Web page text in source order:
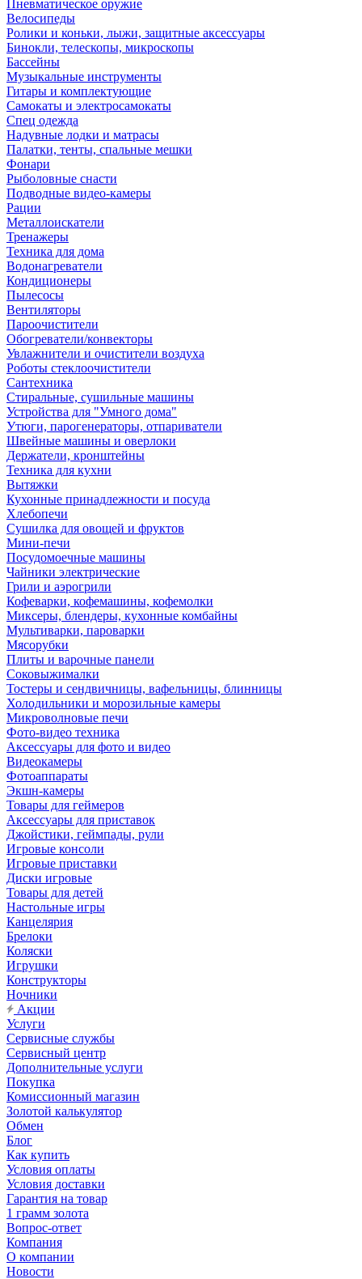
Пневматическое оружие
Велосипеды
Ролики и коньки, лыжи, защитные аксессуары
Бинокли, телескопы, микроскопы
Бассейны
Музыкальные инструменты
Гитары и комплектующие
Самокаты и электросамокаты
Спец одежда
Надувные лодки и матрасы
Палатки, тенты, спальные мешки
Фонари
Рыболовные снасти
Подводные видео-камеры
Рации
Металлоискатели
Тренажеры
Техника для дома
Водонагреватели
Кондиционеры
Пылесосы
Вентиляторы
Пароочистители
Обогреватели/конвекторы
Увлажнители и очистители воздуха
Роботы стеклоочистители
Сантехника
Стиральные, сушильные машины
Устройства для "Умного дома"
Утюги, парогенераторы, отпариватели
Швейные машины и оверлоки
Держатели, кронштейны
Техника для кухни
Вытяжки
Кухонные принадлежности и посуда
Хлебопечи
Сушилка для овощей и фруктов
Мини-печи
Посудомоечные машины
Чайники электрические
Грили и аэрогрили
Кофеварки, кофемашины, кофемолки
Миксеры, блендеры, кухонные комбайны
Мультиварки, пароварки
Мясорубки
Плиты и варочные панели
Соковыжималки
Тостеры и сендвичницы, вафельницы, блинницы
Холодильники и морозильные камеры
Микроволновые печи
Фото-видео техника
Аксессуары для фото и видео
Видеокамеры
Фотоаппараты
Экшн-камеры
Товары для геймеров
Аксессуары для приставок
Джойстики, геймпады, рули
Игровые консоли
Игровые приставки
Диски игровые
Товары для детей
Настольные игры
Канцелярия
Брелоки
Коляски
Игрушки
Конструкторы
Ночники
Акции
Услуги
Сервисные службы
Сервисный центр
Дополнительные услуги
Покупка
Комиссионный магазин
Золотой калькулятор
Обмен
Блог
Как купить
Условия оплаты
Условия доставки
Гарантия на товар
1 грамм золота
Вопрос-ответ
Компания
О компании
Новости